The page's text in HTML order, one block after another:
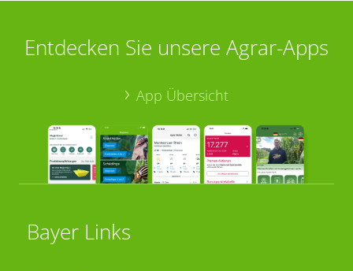
Entdecken Sie unsere Agrar-Apps
App Übersicht
Bayer Links